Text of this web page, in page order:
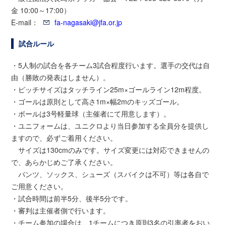
金 10:00～17:00）
E-mail：
fa-nagasaki@jfa.or.jp
試合ルール
・5人制の試合を各チーム3試合程度行います。選手の交代は自
由（勝敗の発表はしません）。
・ピッチサイズはタッチライン25m×ゴールライン12m程度。
・ゴールは原則として高さ1m×幅2mのキッズゴール。
・ボールは3号軽量球（主催者にて用意します）。
・ユニフォームは、ユニクロより当日参加する全員分を提供し
ますので、必ずご着用ください。
サイズは130cmのみです。サイズ変更には対応できませんの
で、あらかじめご了承ください。
パンツ、ソックス、シューズ（スパイクは不可）等は各自で
ご用意ください。
・試合時間は前半5分、後半5分です。
・審判は主催者側で行います。
・チーム参加の場合は、1チームにつき原則3名の引率者をおい